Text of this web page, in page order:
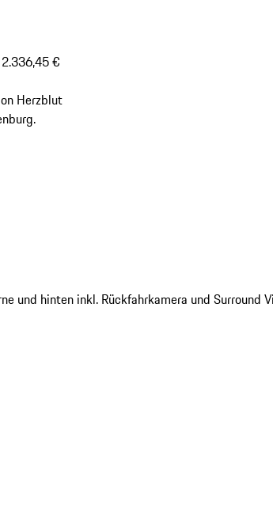
€
Herzblut
und hinten inkl. Rückfahrkamera und Surround